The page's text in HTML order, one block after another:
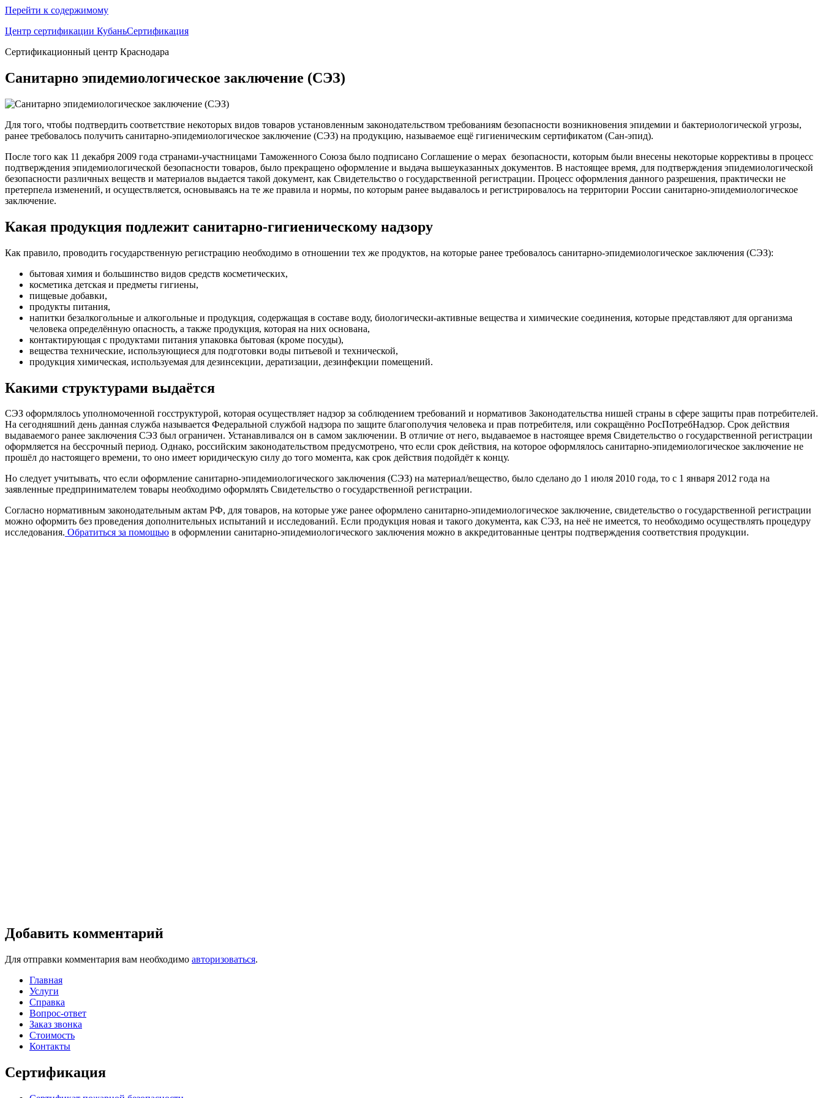
Перейти к содержимому
Центр сертификации КубаньСертификация
Сертификационный центр Краснодара
Санитарно эпидемиологическое заключение (СЭЗ)
Для того, чтобы подтвердить соответствие некоторых видов товаров установленным законодательством требованиям безопасности возникновения эпидемии и бактериологической угрозы,
ранее требовалось получить санитарно-эпидемиологическое заключение (СЭЗ) на продукцию, называемое ещё гигиеническим сертификатом (Сан-эпид).
После того как 11 декабря 2009 года странами-участницами Таможенного Союза было подписано Соглашение о мерах безопасности, которым были внесены некоторые коррективы в процесс
подтверждения эпидемиологической безопасности товаров, было прекращено оформление и выдача вышеуказанных документов. В настоящее время, для подтверждения эпидемиологической
безопасности различных веществ и материалов выдается такой документ, как Свидетельство о государственной регистрации. Процесс оформления данного разрешения, практически не
претерпела изменений, и осуществляется, основываясь на те же правила и нормы, по которым ранее выдавалось и регистрировалось на территории России санитарно-эпидемиологическое
заключение.
Какая продукция подлежит санитарно-гигиеническому надзору
Как правило, проводить государственную регистрацию необходимо в отношении тех же продуктов, на которые ранее требовалось санитарно-эпидемиологическое заключения (СЭЗ):
бытовая химия и большинство видов средств косметических,
косметика детская и предметы гигиены,
пищевые добавки,
продукты питания,
напитки безалкогольные и алкогольные и продукция, содержащая в составе воду, биологически-активные вещества и химические соединения, которые представляют для организма
человека определённую опасность, а также продукция, которая на них основана,
контактирующая с продуктами питания упаковка бытовая (кроме посуды),
вещества технические, использующиеся для подготовки воды питьевой и технической,
продукция химическая, используемая для дезинсекции, дератизации, дезинфекции помещений.
Какими структурами выдаётся
СЭЗ оформлялось уполномоченной госструктурой, которая осуществляет надзор за соблюдением требований и нормативов Законодательства нишей страны в сфере защиты прав потребителей.
На сегодняшний день данная служба называется Федеральной службой надзора по защите благополучия человека и прав потребителя, или сокращённо РосПотребНадзор. Срок действия
выдаваемого ранее заключения СЭЗ был ограничен. Устанавливался он в самом заключении. В отличие от него, выдаваемое в настоящее время Свидетельство о государственной регистрации
оформляется на бессрочный период. Однако, российским законодательством предусмотрено, что если срок действия, на которое оформлялось санитарно-эпидемиологическое заключение не
прошёл до настоящего времени, то оно имеет юридическую силу до того момента, как срок действия подойдёт к концу.
Но следует учитывать, что если оформление санитарно-эпидемиологического заключения (СЭЗ) на материал/вещество, было сделано до 1 июля 2010 года, то с 1 января 2012 года на
заявленные предпринимателем товары необходимо оформлять Свидетельство о государственной регистрации.
Согласно нормативным законодательным актам РФ, для товаров, на которые уже ранее оформлено санитарно-эпидемиологическое заключение, свидетельство о государственной регистрации
можно оформить без проведения дополнительных испытаний и исследований. Если продукция новая и такого документа, как СЭЗ, на неё не имеется, то необходимо осуществлять процедуру
исследования. Обратиться за помощью в оформлении санитарно-эпидемиологического заключения можно в аккредитованные центры подтверждения соответствия продукции.
Добавить комментарий
Для отправки комментария вам необходимо авторизоваться.
Главная
Услуги
Справка
Вопрос-ответ
Заказ звонка
Стоимость
Контакты
Сертификация